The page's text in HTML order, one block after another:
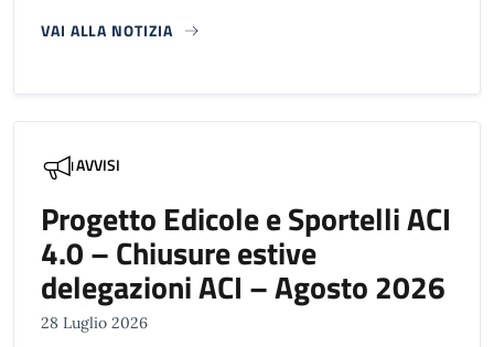
VAI ALLA NOTIZIA
AVVISI
Progetto Edicole e Sportelli ACI
4.0 – Chiusure estive
delegazioni ACI – Agosto 2026
28 Luglio 2026